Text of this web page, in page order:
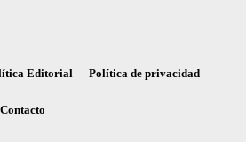
Editorial Política de privacidad
Contacto